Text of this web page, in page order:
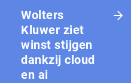
Wolters
Kluwer ziet
winst stijgen
dankzij cloud
en ai